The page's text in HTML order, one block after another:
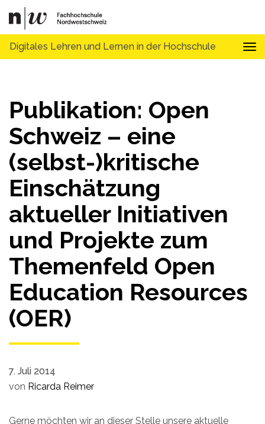
Digitales Lehren und Lernen in der Hochschule
Publikation: Open
Schweiz – eine
(selbst-)kritische
Einschätzung
aktueller Initiativen
und Projekte zum
Themenfeld Open
Education Resources
(OER)
7. Juli 2014
von Ricarda Reimer
Gerne möchten wir an dieser Stelle unsere aktuelle